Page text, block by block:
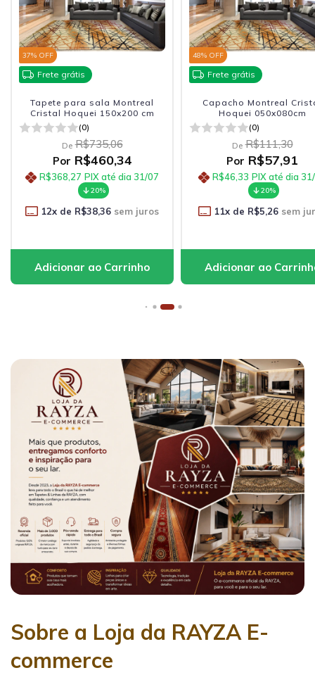
37% OFF
Frete grátis
Tapete para sala Montreal
Cristal Hoquei 150x200 cm
(0)
De R$735,06
Por R$460,34
R$368,27 PIX até dia 31/07
20%
12x de R$38,36 sem juros
48% OFF
Frete grátis
Capacho Montreal
Hoquei 050x080cm
(0)
De R$111,30
Por R$57,91
R$46,33 PIX até dia
20%
11x de R$5,26 sem
Sobre a Loja da RAYZA E-
commerce